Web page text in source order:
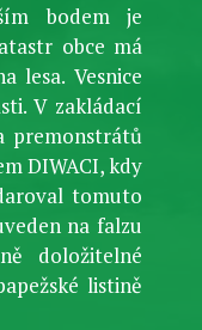
bodem je
obce má
lesa. Vesnice
V zakládací
premonstrátů
DIWACI, kdy
tomuto
na falzu
doložitelné
listině